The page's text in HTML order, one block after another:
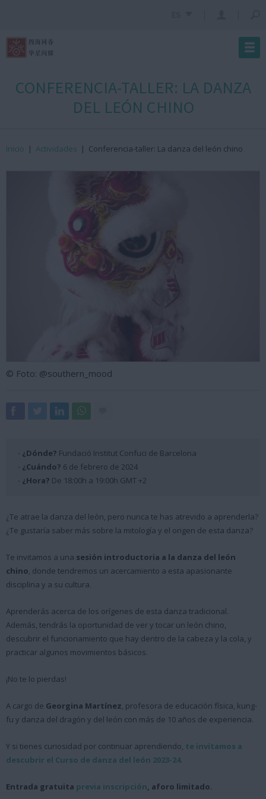
CONFERENCIA-TALLER: LA DANZA
DEL LEÓN CHINO
Inicio | Actividades | Conferencia-taller: La danza del león chino
© Foto: @southern_mood
· ¿Dónde? Fundació Institut Confuci de Barcelona
· ¿Cuándo? 6 de febrero de 2024
· ¿Hora? De 18:00h a 19:00h GMT +2
¿Te atrae la danza del león, pero nunca te has atrevido a aprenderla?
¿Te gustaría saber más sobre la mitología y el origen de esta danza?
Te invitamos a una sesión introductoria a la danza del león
chino, donde tendremos un acercamiento a esta apasionante
disciplina y a su cultura.
Aprenderás acerca de los orígenes de esta danza tradicional.
Además, tendrás la oportunidad de ver y tocar un león chino,
descubrir el funcionamiento que hay dentro de la cabeza y la cola, y
practicar algunos movimientos básicos.
¡No te lo pierdas!
A cargo de Georgina Martínez, profesora de educación física, kung-
fu y danza del dragón y del león con más de 10 años de experiencia.
Y si tienes curiosidad por continuar aprendiendo, te invitamos a
descubrir el Curso de danza del león 2023-24.
Entrada gratuita previa inscripción, aforo limitado.